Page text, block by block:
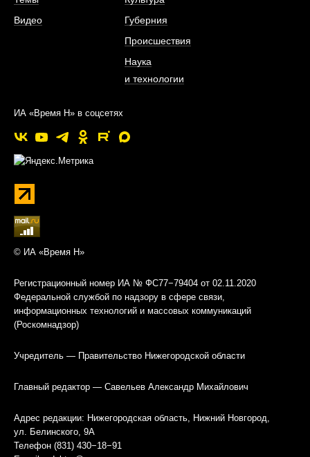
Видео
Губерния
Происшествия
Наука
и технологии
ИА «Время Н» в соцсетях
© ИА «Время Н»
Регистрационный номер ИА № ФС77−79404 от 02.11.2020
Федеральной службой по надзору в сфере связи,
информационных технологий и массовых коммуникаций
(Роскомнадзор)
Учредитель — Правительство Нижегородской области
Главный редактор — Савельев Александр Михайлович
Адрес редакции: Нижегородская область, Нижний Новгород,
ул. Белинского, 9А
Телефон (831) 430−18−91